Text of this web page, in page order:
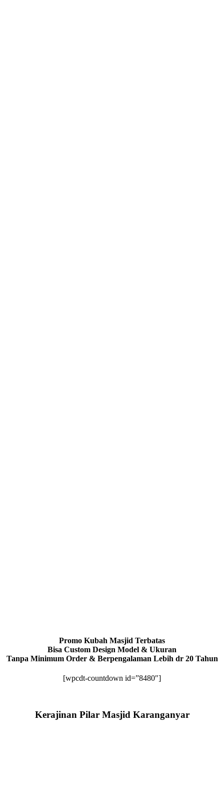
Promo Kubah Masjid Terbatas
Bisa Custom Design Model & Ukuran
Tanpa Minimum Order & Berpengalaman Lebih dr 20 Tahun
[wpcdt-countdown id=”8480″]
Kerajinan Pilar Masjid Karanganyar